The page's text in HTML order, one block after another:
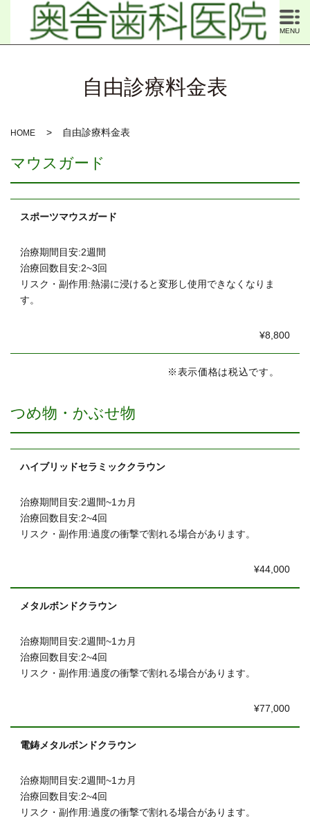
MENU
自由診療料金表
HOME 自由診療料金表
マウスガード
スポーツマウスガード
治療期間目安:2週間
治療回数目安:2~3回
リスク・副作用:熱湯に浸けると変形し使用できなくなりま
す。
¥8,800
※表示価格は税込です。
つめ物・かぶせ物
ハイブリッドセラミッククラウン
治療期間目安:2週間~1カ月
治療回数目安:2~4回
リスク・副作用:過度の衝撃で割れる場合があります。
¥44,000
メタルボンドクラウン
治療期間目安:2週間~1カ月
治療回数目安:2~4回
リスク・副作用:過度の衝撃で割れる場合があります。
¥77,000
電鋳メタルボンドクラウン
治療期間目安:2週間~1カ月
治療回数目安:2~4回
リスク・副作用:過度の衝撃で割れる場合があります。